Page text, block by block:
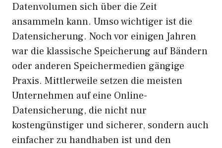
Datenvolumen sich über die Zeit
ansammeln kann. Umso wichtiger ist die
Datensicherung. Noch vor einigen Jahren
war die klassische Speicherung auf Bändern
oder anderen Speichermedien gängige
Praxis. Mittlerweile setzen die meisten
Unternehmen auf eine Online-
Datensicherung, die nicht nur
kostengünstiger und sicherer, sondern auch
einfacher zu handhaben ist und den